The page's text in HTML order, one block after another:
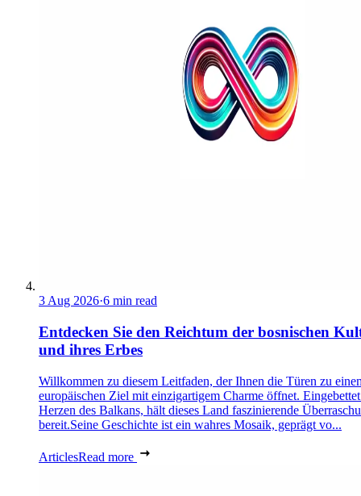
3 Aug 2026·6 min read
Entdecken Sie den Reichtum der bosnischen
und ihres Erbes
Willkommen zu diesem Leitfaden, der Ihnen die Türen zu
europäischen Ziel mit einzigartigem Charme öffnet.
Herzen des Balkans, hält dieses Land faszinierende
bereit.Seine Geschichte ist ein wahres Mosaik, geprägt vo...
ArticlesRead more